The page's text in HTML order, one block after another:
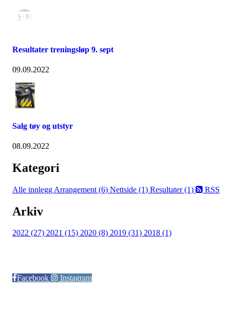
Resultater treningsløp 9. sept
09.09.2022
Salg tøy og utstyr
08.09.2022
Kategori
Alle innlegg Arrangement (6) Nettside (1) Resultater (1) RSS
Arkiv
2022 (27) 2021 (15) 2020 (8) 2019 (31) 2018 (1)
Facebook
Instagram